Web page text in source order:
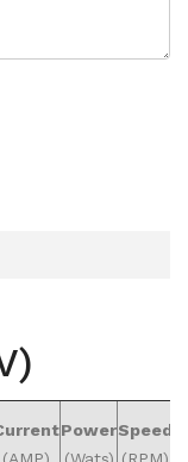
PowerSpeed